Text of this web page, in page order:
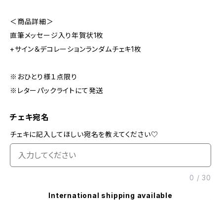
＜商品詳細＞
直筆メッセージ入り年賀状1枚
+サイン＆デコレーションランダムチェキ1枚
※おひとり様１点限り
※レターパックライトにて発送
チェキ宛名
チェキに記入してほしい宛名を教えてください♡
0 /30
International shipping available